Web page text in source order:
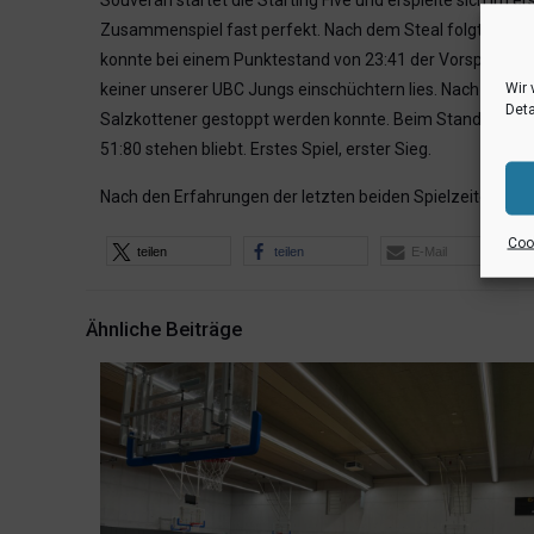
Wir
Zusammenspiel fast perfekt. Nach dem Steal folgte ein
konnte bei einem Punktestand von 23:41 der Vorsprung
keiner unserer UBC Jungs einschüchtern lies. Nach dem
Salzkottener gestoppt werden konnte. Beim Stand von
51:80 stehen bliebt. Erstes Spiel, erster Sieg.
Nach den Erfahrungen der letzten beiden Spielzeiten,
teilen teilen E-Mail
Ähnliche Beiträge